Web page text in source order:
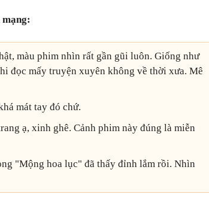
màu phim nhìn rất gần gũi luôn. Giống như
đọc mấy truyện xuyên không về thời xưa. Mê
mát tay đó chứ.
ạ, xinh ghê. Cảnh phim này đúng là miễn
"Mộng hoa lục" đã thấy đỉnh lắm rồi. Nhìn